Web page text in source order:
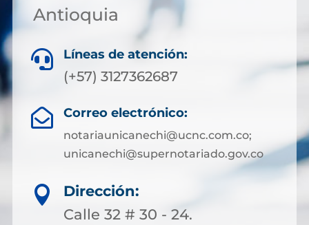
Antioquia
 Líneas de atención:
(+57) 3127362687
 Correo electrónico:
notariaunicanechi@ucnc.com.co;
unicanechi@supernotariado.gov.co

Dirección:
Calle 32 # 30 - 24.